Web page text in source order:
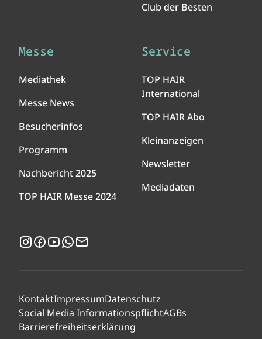
Club der Besten
Messe
Mediathek
Messe News
Besucherinfos
Programm
Nachbericht 2025
TOP HAIR Messe 2024
Service
TOP HAIR
International
TOP HAIR Abo
Kleinanzeigen
Newsletter
Mediadaten
Instagram
Facebook
YouTubeWhatsApp
KontaktImpressumDatenschutz
Social Media InformationspflichtAGBs
Barrierefreiheitserklärung